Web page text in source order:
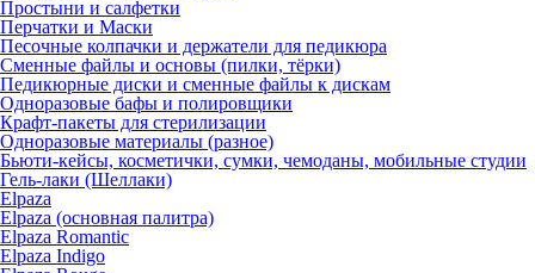
Простыни и салфетки
Перчатки и Маски
Песочные колпачки и держатели для педикюра
Cменные файлы и основы (пилки, тёрки)
Педикюрные диски и сменные файлы к дискам
Одноразовые бафы и полировщики
Крафт-пакеты для стерилизации
Одноразовые материалы (разное)
Бьюти-кейсы, косметички, сумки, чемоданы, мобильные студии
Гель-лаки (Шеллаки)
Elpaza
Elpaza (основная палитра)
Elpaza Romantic
Elpaza Indigo